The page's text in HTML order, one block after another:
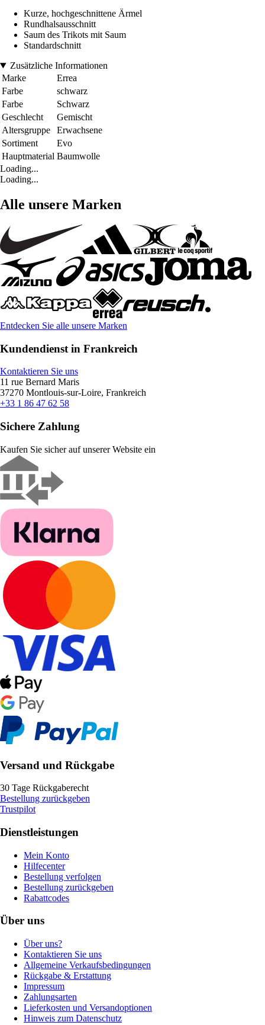
Kurze, hochgeschnittene Ärmel
Rundhalsausschnitt
Saum des Trikots mit Saum
Standardschnitt
Zusätzliche Informationen
Marke
Errea
Farbe
schwarz
Farbe
Schwarz
Geschlecht
Gemischt
Altersgruppe
Erwachsene
Sortiment
Evo
Hauptmaterial Baumwolle
Loading...
Loading...
Alle unsere Marken
Entdecken Sie alle unsere Marken
Kundendienst in Frankreich
Kontaktieren Sie uns
11 rue Bernard Maris
37270 Montlouis-sur-Loire, Frankreich
+33 1 86 47 62 58
Sichere Zahlung
Kaufen Sie sicher auf unserer Website ein
Versand und Rückgabe
30 Tage Rückgaberecht
Bestellung zurückgeben
Trustpilot
Dienstleistungen
Mein Konto
Hilfecenter
Bestellung verfolgen
Bestellung zurückgeben
Rabattcodes
Über uns
Über uns?
Kontaktieren Sie uns
Allgemeine Verkaufsbedingungen
Rückgabe & Erstattung
Impressum
Zahlungsarten
Lieferkosten und Versandoptionen
Hinweis zum Datenschutz